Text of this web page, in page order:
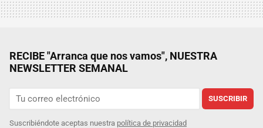
RECIBE "Arranca que nos vamos", NUESTRA
NEWSLETTER SEMANAL
SUSCRIBIR
Suscribiéndote aceptas nuestra política de privacidad